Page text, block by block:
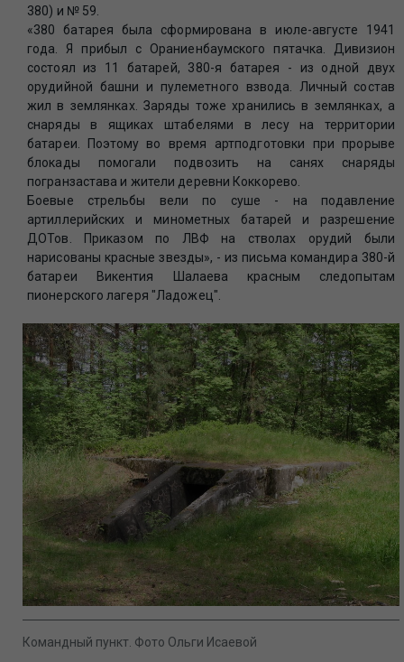
380) и № 59.
«380 батарея была сформирована в июле-августе 1941
года. Я прибыл с Ораниенбаумского пятачка. Дивизион
состоял из 11 батарей, 380-я батарея - из одной двух
орудийной башни и пулеметного взвода. Личный состав
жил в землянках. Заряды тоже хранились в землянках, а
снаряды в ящиках штабелями в лесу на территории
батареи. Поэтому во время артподготовки при прорыве
блокады помогали подвозить на санях снаряды
погранзастава и жители деревни Коккорево.
Боевые стрельбы вели по суше - на подавление
артиллерийских и минометных батарей и разрешение
ДОТов. Приказом по ЛВФ на стволах орудий были
нарисованы красные звезды», - из письма командира 380-й
батареи Викентия Шалаева красным следопытам
пионерского лагеря "Ладожец".
Командный пункт. Фото Ольги Исаевой